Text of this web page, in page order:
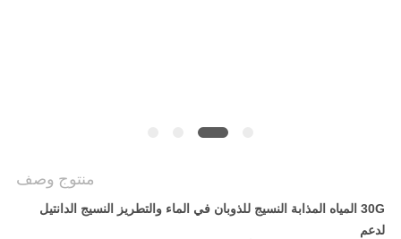
منتوج وصف
30G المياه المذابة النسيج للذوبان في الماء والتطريز النسيج الدانتيل
لدعم